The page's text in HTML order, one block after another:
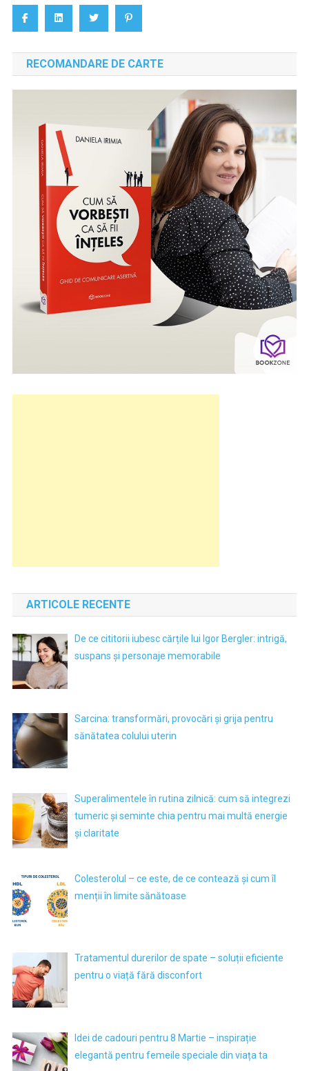
RECOMANDARE DE CARTE
ARTICOLE RECENTE
De ce cititorii iubesc cărțile lui Igor Bergler: intrigă,
suspans și personaje memorabile
Sarcina: transformări, provocări și grija pentru
sănătatea colului uterin
Superalimentele în rutina zilnică: cum să integrezi
tumeric și seminte chia pentru mai multă energie
și claritate
Colesterolul – ce este, de ce contează și cum îl
menții în limite sănătoase
Tratamentul durerilor de spate – soluții eficiente
pentru o viață fără disconfort
Idei de cadouri pentru 8 Martie – inspirație
elegantă pentru femeile speciale din viața ta